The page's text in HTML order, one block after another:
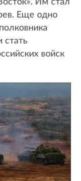
Им стал
Еще одно
стать
войск